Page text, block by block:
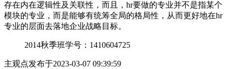
存在内在逻辑性及关联性，而且，hr要做的专业并不是指某个
模块的专业，而是能够有统筹全局的格局性，从而更好地在hr
专业的层面去落地企业战略目标。
2014秋季班学号：1410604725
主观点发布于2023-03-07 09:39:59